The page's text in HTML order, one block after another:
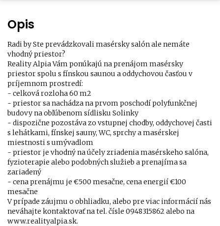
Opis
Radi by Ste prevádzkovali masérsky salón ale nemáte
vhodný priestor?
Reality Alpia Vám ponúkajú na prenájom masérsky
priestor spolu s fínskou saunou a oddychovou časťou v
príjemnom prostredí:
- celková rozloha 60 m2
- priestor sa nachádza na prvom poschodí polyfunkčnej
budovy na obľúbenom sídlisku Solinky
- dispozične pozostáva zo vstupnej chodby, oddychovej časti
s lehátkami, fínskej sauny, WC, sprchy a masérskej
miestnosti s umývadlom
- priestor je vhodný na účely zriadenia masérskeho salóna,
fyzioterapie alebo podobných služieb a prenajíma sa
zariadený
- cena prenájmu je €500 mesačne, cena energií €100
mesačne
V prípade záujmu o obhliadku, alebo pre viac informácií nás
neváhajte kontaktovať na tel. čísle 0948315862 alebo na
www.realityalpia.sk.